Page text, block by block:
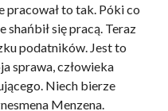
pracował to tak. Póki co
shańbił się pracą. Teraz
podatników. Jest to
sprawa, człowieka
Niech bierze
Menzena.